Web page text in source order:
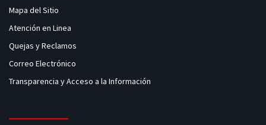
Mapa del Sitio
Atención en Linea
Quejas y Reclamos
Correo Electrónico
Transparencia y Acceso a la Información